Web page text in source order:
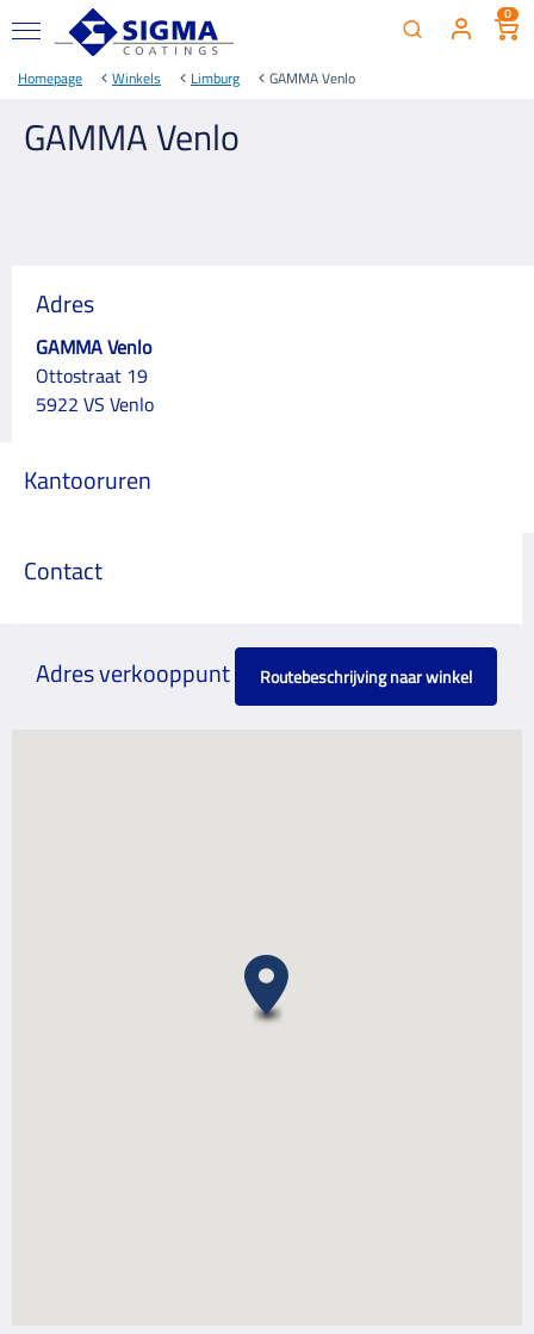
0
Homepage Winkels Limburg GAMMA Venlo
GAMMA Venlo
Adres
GAMMA Venlo
Ottostraat 19
5922 VS Venlo
Kantooruren
Contact
Adres verkooppunt Routebeschrijving naar winkel